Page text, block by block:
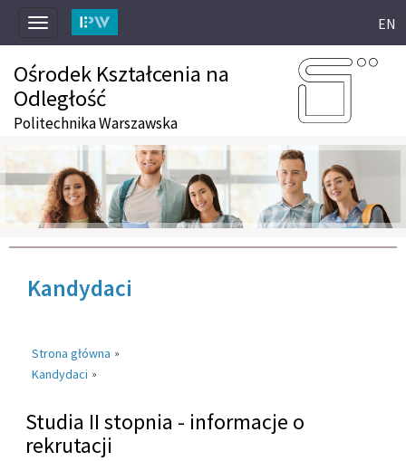
Toggle
navigation
EN
Ośrodek Kształcenia na
Odległość
Politechnika Warszawska
Kandydaci
Strona główna »
Kandydaci »
Studia II stopnia - informacje o
rekrutacji